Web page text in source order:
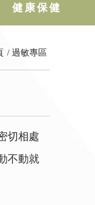
健康保健
過敏專區
切相處
不動就